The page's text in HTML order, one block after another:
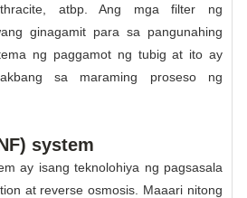
atbp. Ang mga filter ng
ginagamit para sa pangunahing
ng paggamot ng tubig at ito ay
sa maraming proseso ng
system
ay isang teknolohiya ng pagsasala
at reverse osmosis. Maaari nitong